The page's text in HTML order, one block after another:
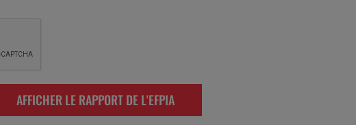
AFFICHER LE RAPPORT DE L'EFPIA